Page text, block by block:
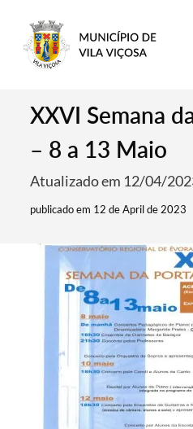
XXVI Semana
– 8 a 13 Maio
Atualizado em 12/04/
publicado em 12 de April de 2023